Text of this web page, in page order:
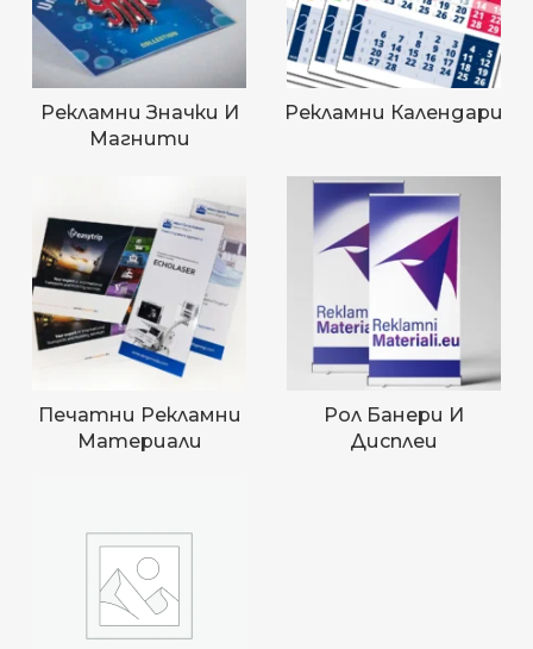
Рекламни Значки И
Магнити
Рекламни Календари
Печатни Рекламни
Материали
Рол Банери И
Дисплеи